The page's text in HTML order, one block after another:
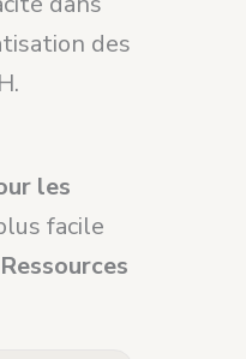
des
les
facile